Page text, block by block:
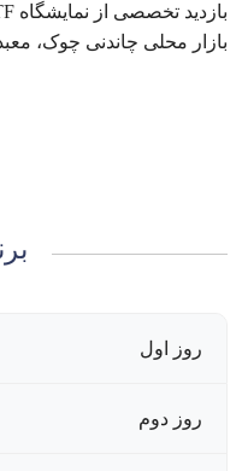
بازار محلی چاندنی چوک،
روز اول
روز دوم